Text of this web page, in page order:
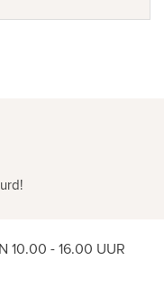
10.00 - 16.00 UUR